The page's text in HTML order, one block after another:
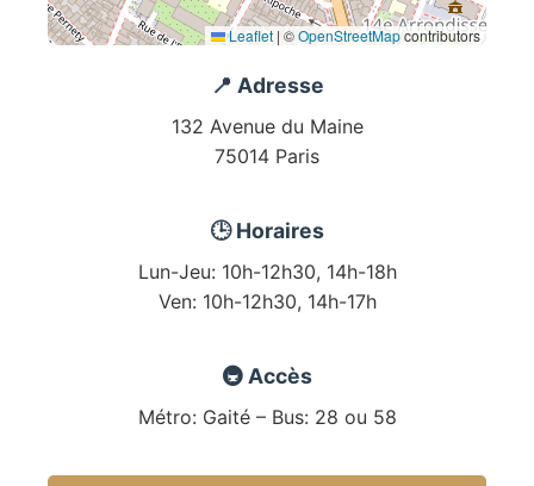
Leaflet | ©OpenStreetMapcontributors
📍 Adresse
132 Avenue du Maine
75014 Paris
🕒 Horaires
Lun-Jeu: 10h-12h30, 14h-18h
Ven: 10h-12h30, 14h-17h
🚇 Accès
Métro: Gaité – Bus: 28 ou 58